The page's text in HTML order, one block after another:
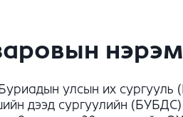
улсын их сургууль
дээд сургуулийн